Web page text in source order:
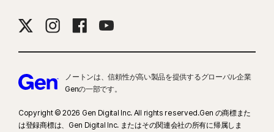
ノートンは、信頼性が高い製品を提供するグローバル企業
Genの一部です。
Copyright © 2026 Gen Digital Inc. All rights reserved.Gen の商標また
は登録商標は、Gen Digital Inc. またはその関連会社の所有に帰属しま